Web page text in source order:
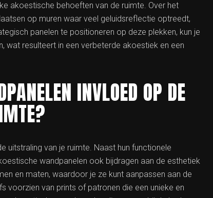
akoestische behoeften van de ruimte. Over het
op muren waar veel geluidsreflectie optreedt,
panelen te positioneren op deze plekken, kun je
wat resulteert in een verbeterde akoestiek en een
INVLOED OP DE
uitstraling van je ruimte. Naast hun functionele
wandpanelen ook bijdragen aan de esthetiek
en maten, waardoor je ze kunt aanpassen aan de
voorzien van prints of patronen die een unieke en